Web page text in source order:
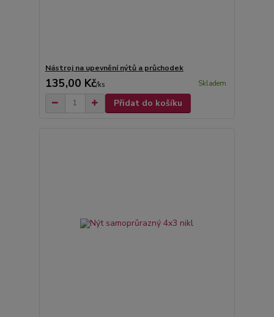
Nástroj na upevnění nýtů a průchodek
135,00 Kč/ks Skladem
Přidat do košíku